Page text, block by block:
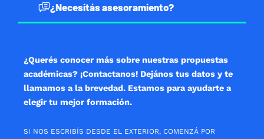
a
s
¿Necesitás asesoramiento?
¿Querés conocer más sobre nuestras propuestas
académicas? ¡Contactanos! Dejános tus datos y te
llamamos a la brevedad. Estamos para ayudarte a
elegir tu mejor formación.
SI NOS ESCRIBÍS DESDE EL EXTERIOR, COMENZÁ POR